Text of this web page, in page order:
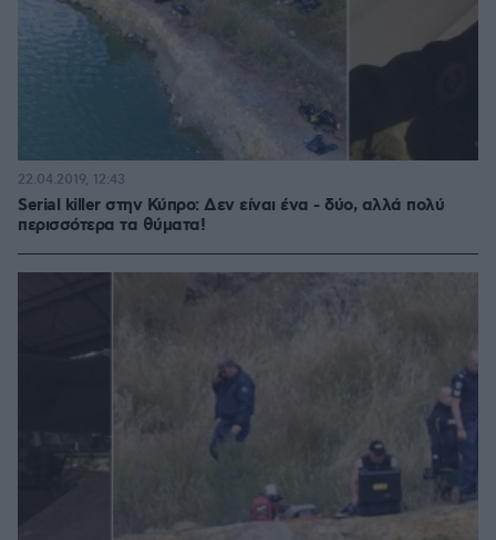
Serial killer στην Κύπρο: Δεν είναι ένα - δύο, αλλά πολύ
περισσότερα τα θύματα!
22.04.2019, 12:43